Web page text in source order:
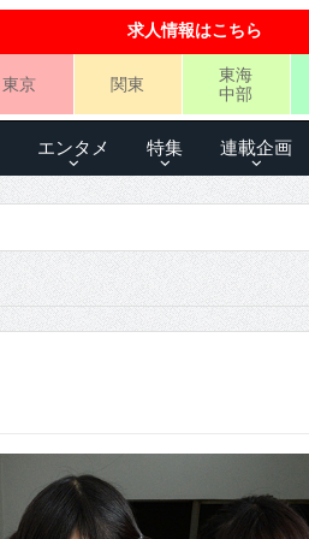
求人情報はこちら
東京 関東
東海
中部
エンタメ 特集 連載企画